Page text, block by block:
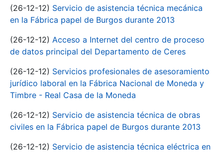
(26-12-12) Servicio de asistencia técnica mecánica
en la Fábrica papel de Burgos durante 2013
(26-12-12) Acceso a Internet del centro de proceso
de datos principal del Departamento de Ceres
(26-12-12) Servicios profesionales de asesoramiento
jurídico laboral en la Fábrica Nacional de Moneda y
Timbre - Real Casa de la Moneda
(26-12-12) Servicio de asistencia técnica de obras
civiles en la Fábrica papel de Burgos durante 2013
(26-12-12) Servicio de asistencia técnica eléctrica en